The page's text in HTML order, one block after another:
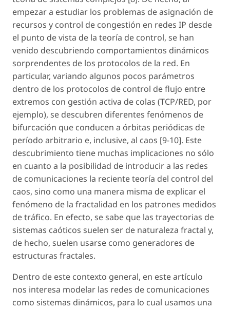
empezar a estudiar los problemas de asignación de
recursos y control de congestión en redes IP desde
el punto de vista de la teoría de control, se han
venido descubriendo comportamientos dinámicos
sorprendentes de los protocolos de la red. En
particular, variando algunos pocos parámetros
dentro de los protocolos de control de flujo entre
extremos con gestión activa de colas (TCP/RED, por
ejemplo), se descubren diferentes fenómenos de
bifurcación que conducen a órbitas periódicas de
período arbitrario e, inclusive, al caos [9-10]. Este
descubrimiento tiene muchas implicaciones no sólo
en cuanto a la posibilidad de introducir a las redes
de comunicaciones la reciente teoría del control del
caos, sino como una manera misma de explicar el
fenómeno de la fractalidad en los patrones medidos
de tráfico. En efecto, se sabe que las trayectorias de
sistemas caóticos suelen ser de naturaleza fractal y,
de hecho, suelen usarse como generadores de
estructuras fractales.
Dentro de este contexto general, en este artículo
nos interesa modelar las redes de comunicaciones
como sistemas dinámicos, para lo cual usamos una